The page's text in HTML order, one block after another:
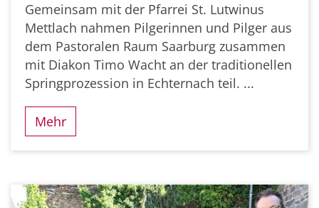
Gemeinsam mit der Pfarrei St. Lutwinus
Mettlach nahmen Pilgerinnen und Pilger aus
dem Pastoralen Raum Saarburg zusammen
mit Diakon Timo Wacht an der traditionellen
Springprozession in Echternach teil. ...
Mehr